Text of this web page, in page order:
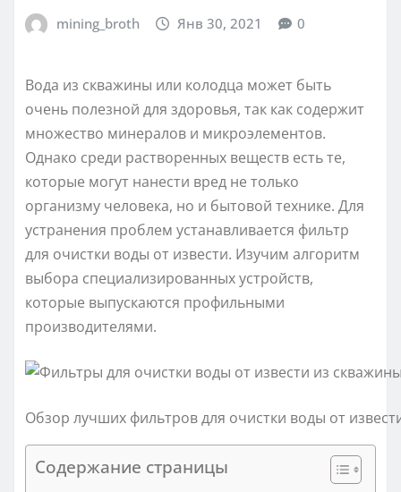
mining_broth Янв 30, 2021 0
Вода из скважины или колодца может быть
очень полезной для здоровья, так как содержит
множество минералов и микроэлементов.
Однако среди растворенных веществ есть те,
которые могут нанести вред не только
организму человека, но и бытовой технике. Для
устранения проблем устанавливается фильтр
для очистки воды от извести. Изучим алгоритм
выбора специализированных устройств,
которые выпускаются профильными
производителями.
Обзор лучших фильтров для очистки воды от
Содержание страницы